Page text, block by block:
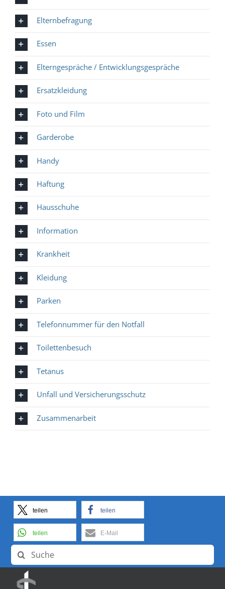
Elternbefragung
Essen
Elterngespräche / Entwicklungsgespräche
Ersatzkleidung
Foto und Film
Garderobe
Handy
Haftung
Hausschuhe
Information
Krankheit
Kleidung
Parken
Telefonnummer für den Notfall
Toilettenbesuch
Tetanus
Unfall und Versicherungsschutz
Zusammenarbeit
teilen teilen
teilen E-Mail
Search
for: